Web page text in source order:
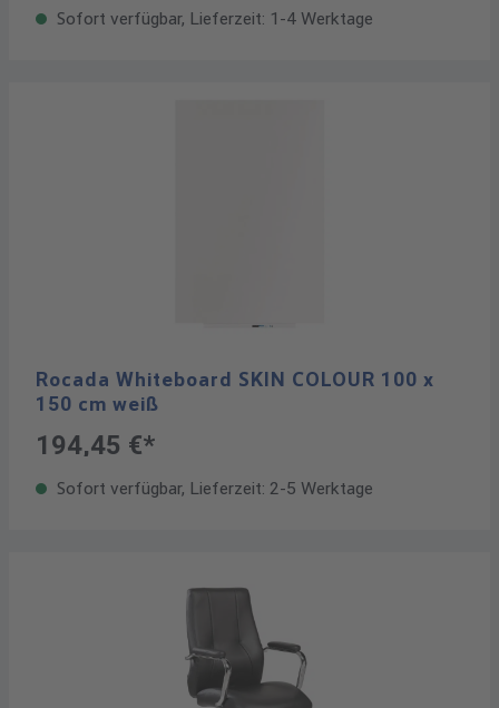
Sofort verfügbar, Lieferzeit: 1-4 Werktage
Rocada Whiteboard SKIN COLOUR 100 x
150 cm weiß
194,45 €*
Sofort verfügbar, Lieferzeit: 2-5 Werktage